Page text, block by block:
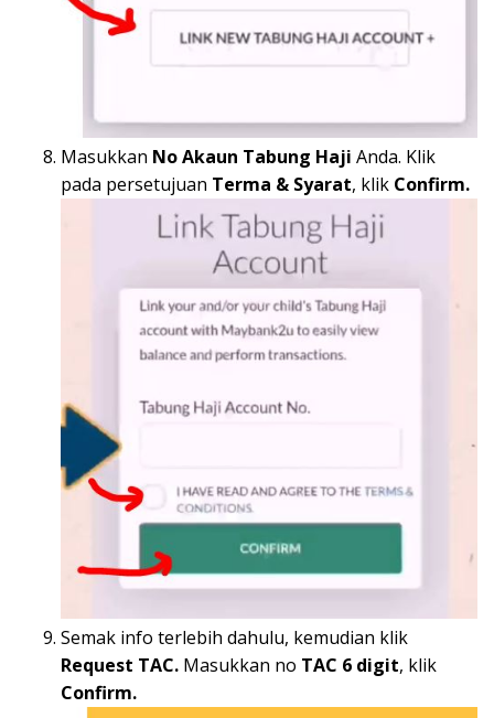
Masukkan No Akaun Tabung Haji Anda. Klik
pada persetujuan Terma & Syarat, klik Confirm.
Semak info terlebih dahulu, kemudian klik
Request TAC. Masukkan no TAC 6 digit, klik
Confirm.